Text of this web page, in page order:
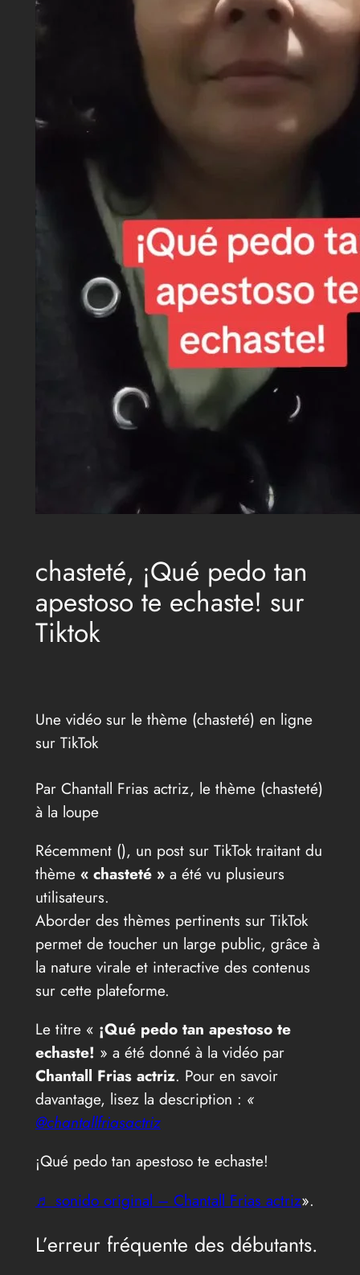
chasteté, ¡Qué pedo tan
apestoso te echaste! sur
Tiktok
Une vidéo sur le thème (chasteté) en ligne
sur TikTok
Par Chantall Frias actriz, le thème (chasteté)
à la loupe
Récemment (), un post sur TikTok traitant du
thème « chasteté »a été vu plusieurs
utilisateurs.
Aborder des thèmes pertinents sur TikTok
permet de toucher un large public, grâce à
la nature virale et interactive des contenus
sur cette plateforme.
Le titre « ¡Qué pedo tan apestoso te
echaste! » a été donné à la vidéo par
Chantall Frias actriz. Pour en savoir
davantage, lisez la description : «
@chantallfriasactriz
¡Qué pedo tan apestoso te echaste!
♬ sonido original – Chantall Frias actriz».
L’erreur fréquente des débutants.